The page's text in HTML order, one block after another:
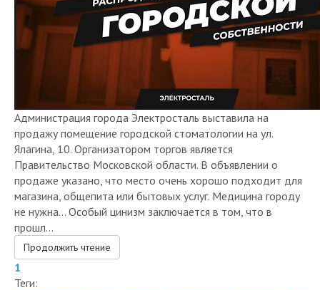
Администрация города Электросталь выставила на
продажу помещение городской стоматологии на ул.
Ялагина, 10. Организатором торгов является
Правительство Московской области. В объявлении о
продаже указано, что место очень хорошо подходит для
магазина, общепита или бытовых услуг. Медицина городу
не нужна... Особый цинизм заключается в том, что в
прошл...